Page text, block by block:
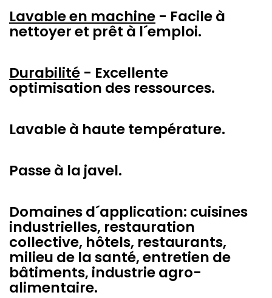
Lavable en machine - Facile à
nettoyer et prêt à l´emploi.
Durabilité - Excellente
optimisation des ressources.
Lavable à haute température.
Passe à la javel.
Domaines d´application: cuisines
industrielles, restauration
collective, hôtels, restaurants,
milieu de la santé, entretien de
bâtiments, industrie agro-
alimentaire.